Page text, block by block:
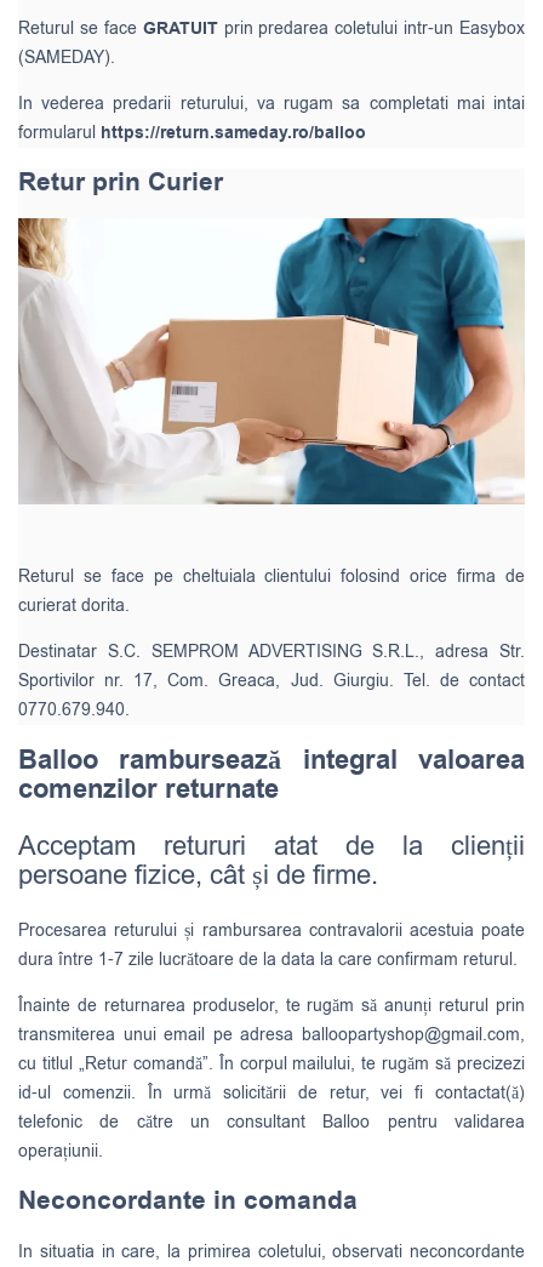
Returul se face GRATUIT prin predarea coletului intr-un Easybox
(SAMEDAY).
In vederea predarii returului, va rugam sa completati mai intai
formularul https://return.sameday.ro/balloo
Retur prin Curier
Returul se face pe cheltuiala clientului folosind orice firma de
curierat dorita.
Destinatar S.C. SEMPROM ADVERTISING S.R.L., adresa Str.
Sportivilor nr. 17, Com. Greaca, Jud. Giurgiu. Tel. de contact
0770.679.940.
Balloo rambursează integral valoarea
comenzilor returnate
Acceptam retururi atat de la clienții
persoane fizice, cât și de firme.
Procesarea returului și rambursarea contravalorii acestuia poate
dura între 1-7 zile lucrătoare de la data la care confirmam returul.
Înainte de returnarea produselor, te rugăm să anunți returul prin
transmiterea unui email pe adresa balloopartyshop@gmail.com,
cu titlul „Retur comandă”. În corpul mailului, te rugăm să precizezi
id-ul comenzii. În urmă solicitării de retur, vei fi contactat(ă)
telefonic de către un consultant Balloo pentru validarea
operațiunii.
Neconcordante in comanda
In situatia in care, la primirea coletului, observati neconcordante